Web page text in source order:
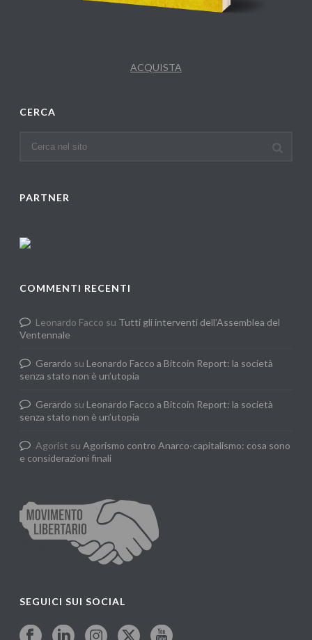
ACQUISTA
CERCA
PARTNER
COMMENTI RECENTI
Leonardo Facco su Tutti gli interventi dell’Assemblea del
Ventennale
Gerardo su Leonardo Facco a Bitcoin Report: la società
senza stato non è un’utopia
Gerardo su Leonardo Facco a Bitcoin Report: la società
senza stato non è un’utopia
Agorist suAgorismo contro Anarco-capitalismo: cosa sono
e considerazioni finali
SEGUICI SUI SOCIAL